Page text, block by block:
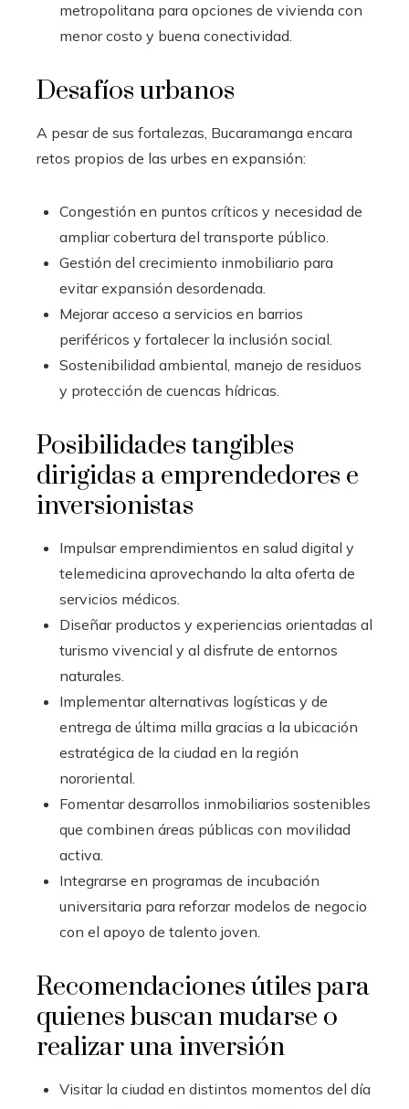
metropolitana para opciones de vivienda con
menor costo y buena conectividad.
Desafíos urbanos
A pesar de sus fortalezas, Bucaramanga encara
retos propios de las urbes en expansión:
Congestión en puntos críticos y necesidad de
ampliar cobertura del transporte público.
Gestión del crecimiento inmobiliario para
evitar expansión desordenada.
Mejorar acceso a servicios en barrios
periféricos y fortalecer la inclusión social.
Sostenibilidad ambiental, manejo de residuos
y protección de cuencas hídricas.
Posibilidades tangibles
dirigidas a emprendedores e
inversionistas
Impulsar emprendimientos en salud digital y
telemedicina aprovechando la alta oferta de
servicios médicos.
Diseñar productos y experiencias orientadas al
turismo vivencial y al disfrute de entornos
naturales.
Implementar alternativas logísticas y de
entrega de última milla gracias a la ubicación
estratégica de la ciudad en la región
nororiental.
Fomentar desarrollos inmobiliarios sostenibles
que combinen áreas públicas con movilidad
activa.
Integrarse en programas de incubación
universitaria para reforzar modelos de negocio
con el apoyo de talento joven.
Recomendaciones útiles para
quienes buscan mudarse o
realizar una inversión
Visitar la ciudad en distintos momentos del día